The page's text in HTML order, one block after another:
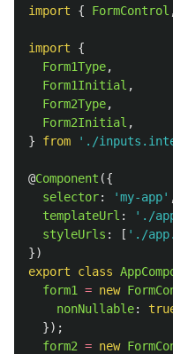
import
{ FormControl
import
{
Form1Type,
Form1Initial ,
Form2Type,
Form2Initial ,
}
from ' ./
@Component ({
selector: 'my-app'
templateUrl : ' ./
styleUrls : [ ' ./
})
export
class
form1
= new
nonNullable:
});
form2 = new